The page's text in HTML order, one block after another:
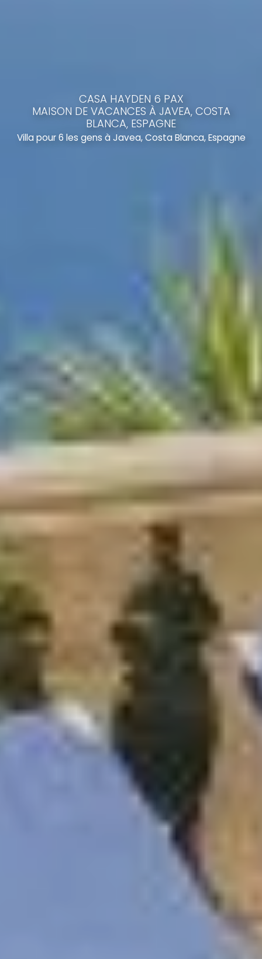
CASA HAYDEN 6 PAX
MAISON DE VACANCES À JAVEA, COSTA
BLANCA, ESPAGNE
Villa pour 6 les gens à Javea, Costa Blanca, Espagne